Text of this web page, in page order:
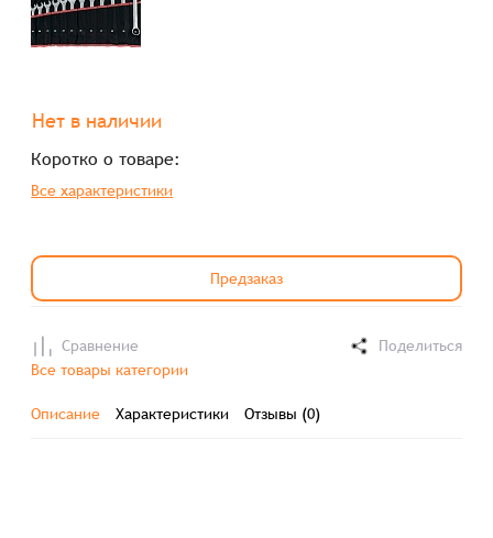
Нет в наличии
Коротко о товаре:
Все характеристики
Предзаказ
Сравнение
Поделиться
Все товары категории
Описание Характеристики Отзывы (0)